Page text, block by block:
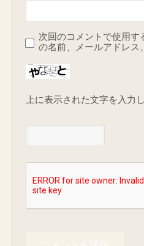
次回のコメントで使用す
の名前、メールアドレス
上に表示された文字を入力